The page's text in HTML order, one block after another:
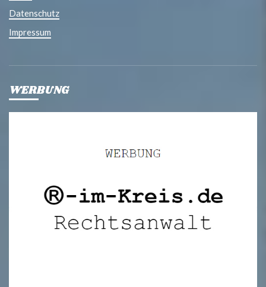
Datenschutz
Impressum
WERBUNG